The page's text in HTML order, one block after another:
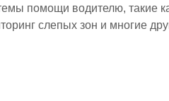
помощи водителю, такие
слепых зон и многие